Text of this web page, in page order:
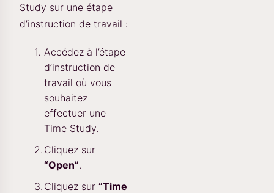
Study sur une étape
d’instruction de travail :
Accédez à l’étape
d’instruction de
travail où vous
souhaitez
effectuer une
Time Study.
Cliquez sur
“Open”.
Cliquez sur “Time